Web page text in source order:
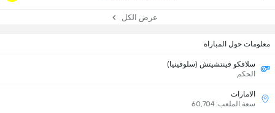
عرض الكل
معلومات حول المباراة
سلافكو فينتشيتش (سلوفينيا)
الحكم
الامارات
سعة الملعب: 60,704